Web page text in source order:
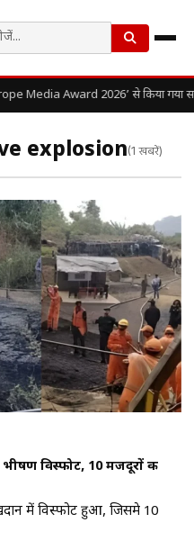
Media Award 2026’ से किया गया
explosion(1 खबरें)
विस्फोट, 10 मजदूरों की
में विस्फोट हुआ, जिसमे 10